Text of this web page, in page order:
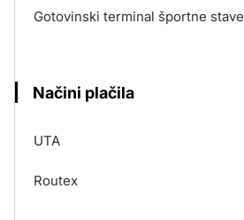
Gotovinski terminal športne stave
Načini plačila
UTA
Routex